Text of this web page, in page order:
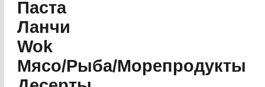
Паста
Ланчи
Wok
Мясо/Рыба/Морепродукты